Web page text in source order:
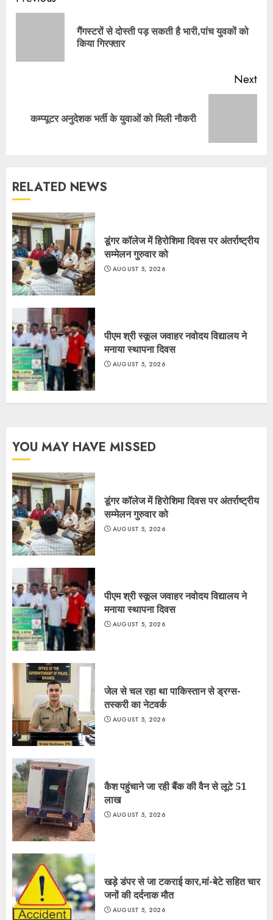
Readingगैंगस्टरों से दोस्ती पड़ सकती है भारी,पांच युवकों को
किया गिरफ्तार
Next
Next
कम्प्यूटर अनुदेशक भर्ती के युवाओं को मिली नौकरी
RELATED NEWS
डूंगर कॉलेज में हिरोशिमा दिवस पर अंतर्राष्ट्रीय
सम्मेलन गुरुवार को
AUGUST 5, 2026
पीएम श्री स्कूल जवाहर नवोदय विद्यालय ने
मनाया स्थापना दिवस
AUGUST 5, 2026
YOU MAY HAVE MISSED
डूंगर कॉलेज में हिरोशिमा दिवस पर अंतर्राष्ट्रीय
सम्मेलन गुरुवार को
AUGUST 5, 2026
पीएम श्री स्कूल जवाहर नवोदय विद्यालय ने
मनाया स्थापना दिवस
AUGUST 5, 2026
जेल से चल रहा था पाकिस्तान से ड्रग्स-
तस्करी का नेटवर्क
AUGUST 5, 2026
कैश पहुंचाने जा रही बैंक की वैन से लूटे 51
लाख
AUGUST 5, 2026
खड़े डंपर से जा टकराई कार,मां-बेटे सहित चार
जनों की दर्दनाक मौत
AUGUST 5, 2026